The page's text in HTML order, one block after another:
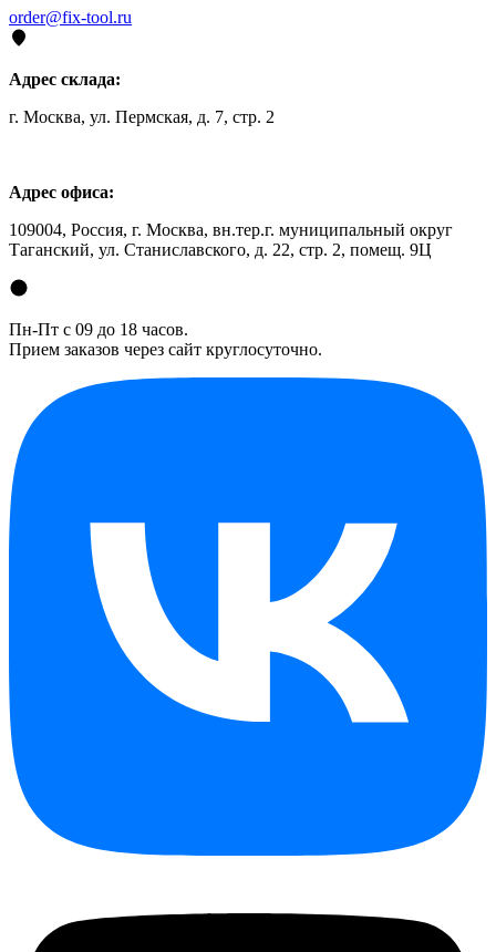
order@fix-tool.ru
Адрес склада:
г. Москва, ул. Пермская, д. 7, стр. 2
Адрес офиса:
109004, Россия, г. Москва, вн.тер.г. муниципальный округ
Таганский, ул. Станиславского, д. 22, стр. 2, помещ. 9Ц
Пн-Пт с 09 до 18 часов.
Прием заказов через сайт круглосуточно.